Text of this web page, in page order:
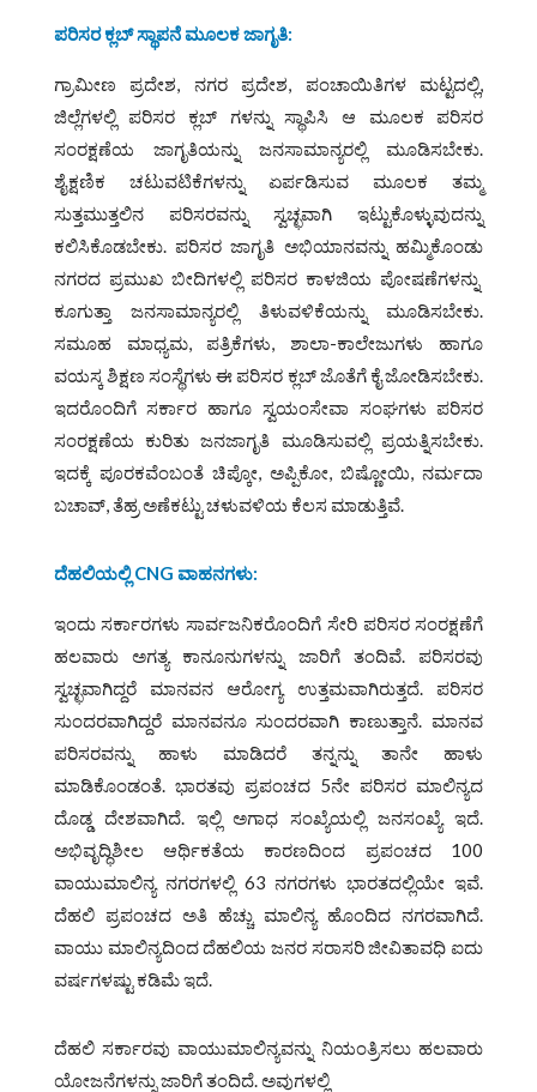
ಪರಿಸರ ಕ್ಲಬ್ ಸ್ಥಾಪನೆ ಮೂಲಕ ಜಾಗೃತಿ:
ಗ್ರಾಮೀಣ ಪ್ರದೇಶ, ನಗರ ಪ್ರದೇಶ, ಪಂಚಾಯಿತಿಗಳ ಮಟ್ಟದಲ್ಲಿ,
ಜಿಲ್ಲೆಗಳಲ್ಲಿ ಪರಿಸರ ಕ್ಲಬ್ ಗಳನ್ನು ಸ್ಥಾಪಿಸಿ ಆ ಮೂಲಕ ಪರಿಸರ
ಸಂರಕ್ಷಣೆಯ ಜಾಗೃತಿಯನ್ನು ಜನಸಾಮಾನ್ಯರಲ್ಲಿ ಮೂಡಿಸಬೇಕು.
ಶೈಕ್ಷಣಿಕ ಚಟುವಟಿಕೆಗಳನ್ನು ಏರ್ಪಡಿಸುವ ಮೂಲಕ ತಮ್ಮ
ಸುತ್ತಮುತ್ತಲಿನ ಪರಿಸರವನ್ನು ಸ್ವಚ್ಛವಾಗಿ ಇಟ್ಟುಕೊಳ್ಳುವುದನ್ನು
ಕಲಿಸಿಕೊಡಬೇಕು. ಪರಿಸರ ಜಾಗೃತಿ ಅಭಿಯಾನವನ್ನು ಹಮ್ಮಿಕೊಂಡು
ನಗರದ ಪ್ರಮುಖ ಬೀದಿಗಳಲ್ಲಿ ಪರಿಸರ ಕಾಳಜಿಯ ಪೋಷಣೆಗಳನ್ನು
ಕೂಗುತ್ತಾ ಜನಸಾಮಾನ್ಯರಲ್ಲಿ ತಿಳುವಳಿಕೆಯನ್ನು ಮೂಡಿಸಬೇಕು.
ಸಮೂಹ ಮಾಧ್ಯಮ, ಪತ್ರಿಕೆಗಳು, ಶಾಲಾ-ಕಾಲೇಜುಗಳು ಹಾಗೂ
ವಯಸ್ಕ ಶಿಕ್ಷಣ ಸಂಸ್ಥೆಗಳು ಈ ಪರಿಸರ ಕ್ಲಬ್ ಜೊತೆಗೆ ಕೈ ಜೋಡಿಸಬೇಕು.
ಇದರೊಂದಿಗೆ ಸರ್ಕಾರ ಹಾಗೂ ಸ್ವಯಂಸೇವಾ ಸಂಘಗಳು ಪರಿಸರ
ಸಂರಕ್ಷಣೆಯ ಕುರಿತು ಜನಜಾಗೃತಿ ಮೂಡಿಸುವಲ್ಲಿ ಪ್ರಯತ್ನಿಸಬೇಕು.
ಇದಕ್ಕೆ ಪೂರಕವೆಂಬಂತೆ ಚಿಪ್ಕೋ, ಅಪ್ಪಿಕೋ, ಬಿಷ್ಣೋಯಿ, ನರ್ಮದಾ
ಬಚಾವ್, ತೆಹ್ರ ಅಣೆಕಟ್ಟು ಚಳುವಳಿಯ ಕೆಲಸ ಮಾಡುತ್ತಿವೆ.
ದೆಹಲಿಯಲ್ಲಿCNG ವಾಹನಗಳು:
ಇಂದು ಸರ್ಕಾರಗಳು ಸಾರ್ವಜನಿಕರೊಂದಿಗೆ ಸೇರಿ ಪರಿಸರ ಸಂರಕ್ಷಣೆಗೆ
ಹಲವಾರು ಅಗತ್ಯ ಕಾನೂನುಗಳನ್ನು ಜಾರಿಗೆ ತಂದಿವೆ. ಪರಿಸರವು
ಸ್ವಚ್ಛವಾಗಿದ್ದರೆ ಮಾನವನ ಆರೋಗ್ಯ ಉತ್ತಮವಾಗಿರುತ್ತದೆ. ಪರಿಸರ
ಸುಂದರವಾಗಿದ್ದರೆ ಮಾನವನೂ ಸುಂದರವಾಗಿ ಕಾಣುತ್ತಾನೆ. ಮಾನವ
ಪರಿಸರವನ್ನು ಹಾಳು ಮಾಡಿದರೆ ತನ್ನನ್ನು ತಾನೇ ಹಾಳು
ಮಾಡಿಕೊಂಡಂತೆ. ಭಾರತವು ಪ್ರಪಂಚದ 5ನೇ ಪರಿಸರ ಮಾಲಿನ್ಯದ
ದೊಡ್ಡ ದೇಶವಾಗಿದೆ. ಇಲ್ಲಿ ಅಗಾಧ ಸಂಖ್ಯೆಯಲ್ಲಿ ಜನಸಂಖ್ಯೆ ಇದೆ.
ಅಭಿವೃದ್ಧಿಶೀಲ ಆರ್ಥಿಕತೆಯ ಕಾರಣದಿಂದ ಪ್ರಪಂಚದ 100
ವಾಯುಮಾಲಿನ್ಯ ನಗರಗಳಲ್ಲಿ 63 ನಗರಗಳು ಭಾರತದಲ್ಲಿಯೇ ಇವೆ.
ದೆಹಲಿ ಪ್ರಪಂಚದ ಅತಿ ಹೆಚ್ಚು ಮಾಲಿನ್ಯ ಹೊಂದಿದ ನಗರವಾಗಿದೆ.
ವಾಯು ಮಾಲಿನ್ಯದಿಂದ ದೆಹಲಿಯ ಜನರ ಸರಾಸರಿ ಜೀವಿತಾವಧಿ ಐದು
ವರ್ಷಗಳಷ್ಟು ಕಡಿಮೆ ಇದೆ.
ದೆಹಲಿ ಸರ್ಕಾರವು ವಾಯುಮಾಲಿನ್ಯವನ್ನು ನಿಯಂತ್ರಿಸಲು ಹಲವಾರು
ಯೋಜನೆಗಳನ್ನು ಜಾರಿಗೆ ತಂದಿದೆ. ಅವುಗಳಲ್ಲಿ